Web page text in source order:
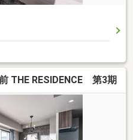
THE RESIDENCE 第3期